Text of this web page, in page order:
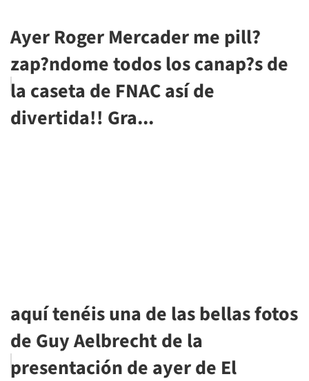
Ayer Roger Mercader me pill?
zap?ndome todos los canap?s de
la caseta de FNAC así de
divertida!! Gra...
aquí tenéis una de las bellas fotos
de Guy Aelbrecht de la
presentación de ayer de El